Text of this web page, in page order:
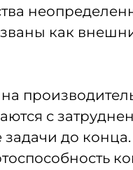
как
с
до конца.